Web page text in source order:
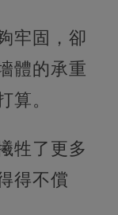
牢固，卻
體的承重
算。
牲了更多
得不償